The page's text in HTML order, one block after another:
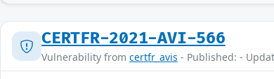
CERTFR-2021-AVI-566
Vulnerability from certfr_avis - Published: -